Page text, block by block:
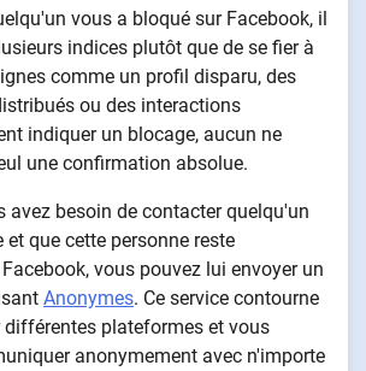
vous a bloqué sur Facebook, il
indices plutôt que de se fier à
comme un profil disparu, des
ou des interactions
indiquer un blocage, aucun ne
une confirmation absolue.
avez besoin de contacter quelqu'un
et que cette personne reste
vous pouvez lui envoyer un
Anonymes. Ce service contourne
différentes plateformes et vous
anonymement avec n'importe